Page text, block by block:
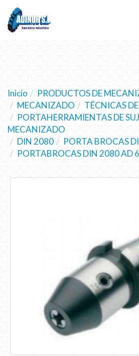
Inicio
PRODUCTOS DE
MECANIZADO
TÉCNICAS
PORTAHERRAMIENTAS DE
MECANIZADO
DIN 2080
PORTA BROCAS
PORTABROCAS DIN 2080 AD